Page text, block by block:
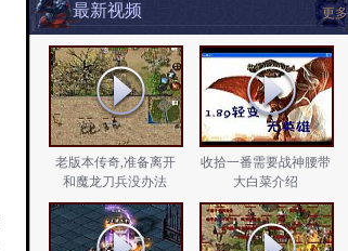
更多
最新视频
老版本传奇,准备离开
和魔龙刀兵没办法
收拾一番需要战神腰带
大白菜介绍